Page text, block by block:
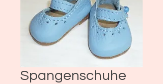
Spangenschuhe